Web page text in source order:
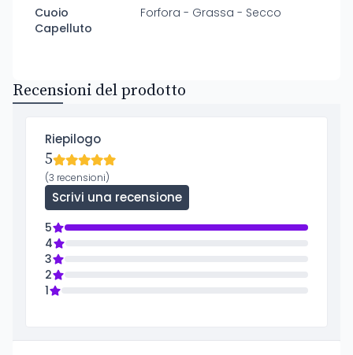
Cuoio
Capelluto
Forfora - Grassa - Secco
Recensioni del prodotto
Riepilogo
5
(3 recensioni)
Scrivi una recensione
5
4
3
2
1